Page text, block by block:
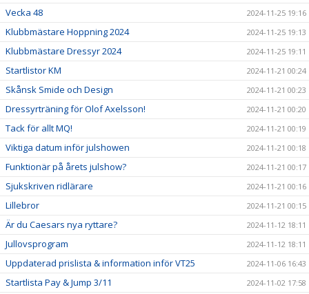
Vecka 48 2024-11-25 19:16
Klubbmästare Hoppning 2024 2024-11-25 19:13
Klubbmästare Dressyr 2024 2024-11-25 19:11
Startlistor KM 2024-11-21 00:24
Skånsk Smide och Design 2024-11-21 00:23
Dressyrträning för Olof Axelsson! 2024-11-21 00:20
Tack för allt MQ! 2024-11-21 00:19
Viktiga datum inför julshowen 2024-11-21 00:18
Funktionär på årets julshow? 2024-11-21 00:17
Sjukskriven ridlärare 2024-11-21 00:16
Lillebror 2024-11-21 00:15
Är du Caesars nya ryttare? 2024-11-12 18:11
Jullovsprogram 2024-11-12 18:11
Uppdaterad prislista & information inför VT25 2024-11-06 16:43
Startlista Pay & Jump 3/11 2024-11-02 17:58